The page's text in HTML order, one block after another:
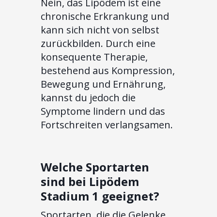
Nein, das Lipödem ist eine
chronische Erkrankung und
kann sich nicht von selbst
zurückbilden. Durch eine
konsequente Therapie,
bestehend aus Kompression,
Bewegung und Ernährung,
kannst du jedoch die
Symptome lindern und das
Fortschreiten verlangsamen.
Welche Sportarten
sind bei Lipödem
Stadium 1 geeignet?